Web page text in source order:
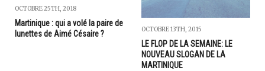
OCTOBRE 25TH, 2018
Martinique : qui a volé la paire de
lunettes de Aimé Césaire ?
OCTOBRE 13TH, 2015
LE FLOP DE LA SEMAINE: LE
NOUVEAU SLOGAN DE LA
MARTINIQUE